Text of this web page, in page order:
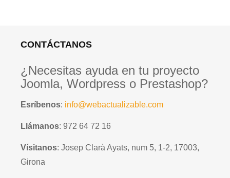
CONTÁCTANOS
¿Necesitas ayuda en tu proyecto
Joomla, Wordpress o Prestashop?
Esríbenos: info@webactualizable.com
Llámanos: 972 64 72 16
Vísitanos: Josep Clarà Ayats, num 5, 1-2, 17003,
Girona